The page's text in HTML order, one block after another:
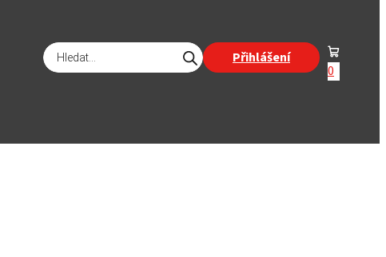
Products
search Přihlášení
0